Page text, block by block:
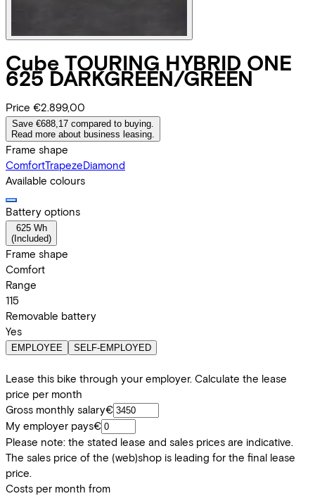
Cube TOURING HYBRID ONE
625 DARKGREEN/GREEN
Price €2.899,00
Save €688,17 compared to buying.
Read more about business leasing.
Frame shape
ComfortTrapezeDiamond
Available colours
Battery options
625 Wh
( Included)
Frame shape
Comfort
Range
115
Removable battery
Yes
EMPLOYEE SELF-EMPLOYED
Lease this bike through your employer. Calculate the lease
price per month
Gross monthly salary€
My employer pays€
Please note: the stated lease and sales prices are indicative.
The sales price of the (web)shop is leading for the final lease
price.
Costs per month from